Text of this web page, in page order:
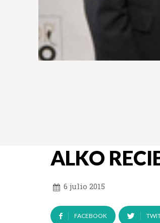
ALKO
6 julio 2015
FACEBOOK